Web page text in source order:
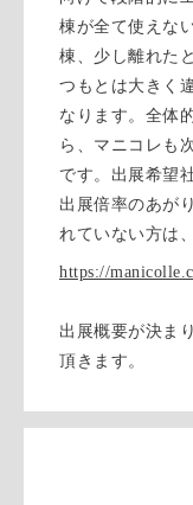
棟が全て使えな
棟、少し離れた
つもとは大きく
なります。全体
ら、マニコレも
です。出展希望
出展倍率のあが
れていない方は
https://
出展概要が決ま
頂きます。